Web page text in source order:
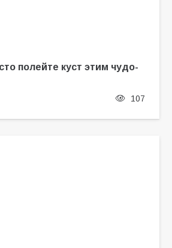
полейте куст этим чудо-
107